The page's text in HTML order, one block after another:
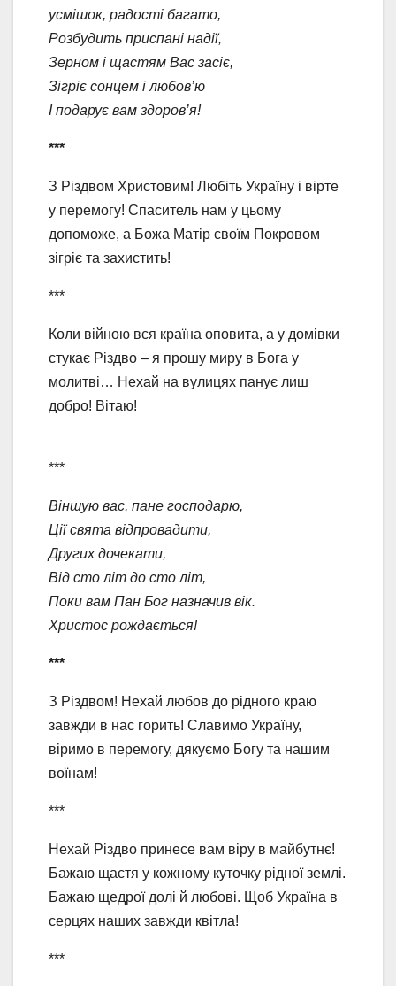
усмішок, радості багато,
Розбудить приспані надії,
Зерном і щастям Вас засіє,
Зігріє сонцем і любов’ю
І подарує вам здоров’я!
***
З Різдвом Христовим! Любіть Україну і вірте
у перемогу! Спаситель нам у цьому
допоможе, а Божа Матір своїм Покровом
зігріє та захистить!
***
Коли війною вся країна оповита, а у домівки
стукає Різдво – я прошу миру в Бога у
молитві… Нехай на вулицях панує лиш
добро! Вітаю!
***
Віншую вас, пане господарю,
Ції свята відпровадити,
Других дочекати,
Від сто літ до сто літ,
Поки вам Пан Бог назначив вік.
Христос рождається!
***
З Різдвом! Нехай любов до рідного краю
завжди в нас горить! Славимо Україну,
віримо в перемогу, дякуємо Богу та нашим
воїнам!
***
Нехай Різдво принесе вам віру в майбутнє!
Бажаю щастя у кожному куточку рідної землі.
Бажаю щедрої долі й любові. Щоб Україна в
серцях наших завжди квітла!
***